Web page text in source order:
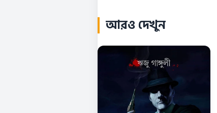
আরও দেখুন